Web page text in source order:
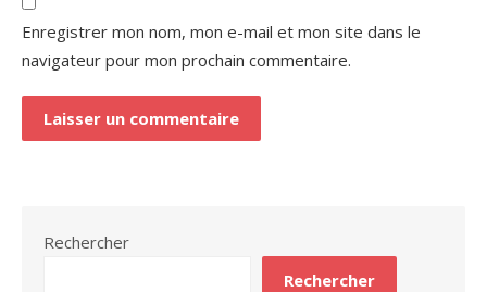
Enregistrer mon nom, mon e-mail et mon site dans le
navigateur pour mon prochain commentaire.
Rechercher
Rechercher